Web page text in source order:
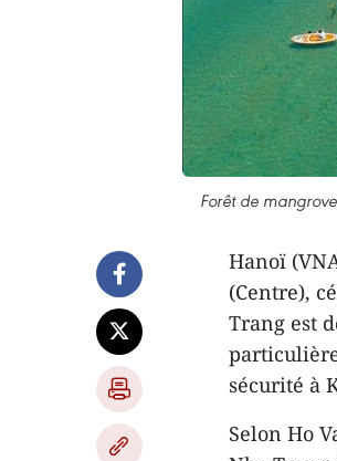
Forêt de
Hanoï
(Centre),
Trang est
sécurité à
Selon Ho